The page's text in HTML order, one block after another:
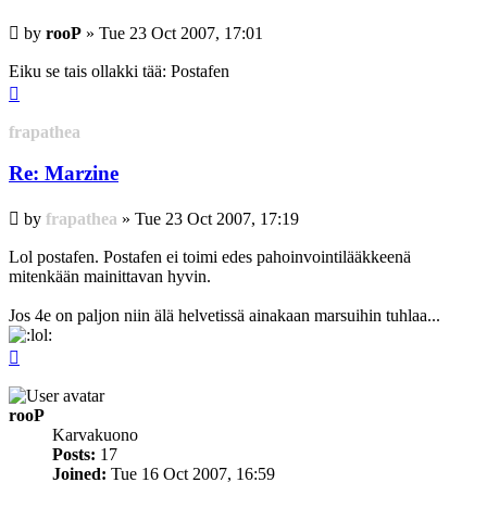
Post
by rooP » Tue 23 Oct 2007, 17:01
Eiku se tais ollakki tää: Postafen
frapathea
Re: Marzine
Post
by frapathea » Tue 23 Oct 2007, 17:19
Lol postafen. Postafen ei toimi edes pahoinvointilääkkeenä
mitenkään mainittavan hyvin.
Jos 4e on paljon niin älä helvetissä ainakaan marsuihin tuhlaa...
rooP
Karvakuono
Posts: 17
Joined: Tue 16 Oct 2007, 16:59